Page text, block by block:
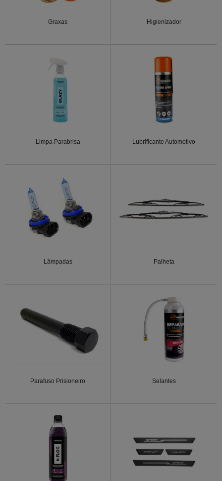
Graxas Higienizador
Limpa Parabrisa Lubrificante Automotivo
Lâmpadas Palheta
Parafuso Prisioneiro Selantes